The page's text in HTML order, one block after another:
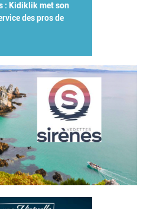
: Kidiklik met son
des pros de